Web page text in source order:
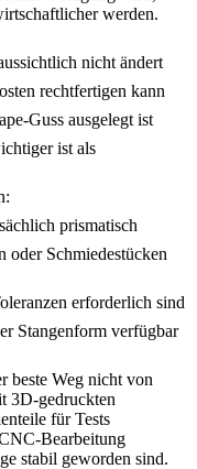
werden.
nicht ändert
rechtfertigen kann
Guss ausgelegt ist
ist als
prismatisch
oder Schmiedestücken
erforderlich sind
Stangenform verfügbar
beste Weg nicht von
3D-gedruckten
für Tests
Bearbeitung
stabil geworden sind.